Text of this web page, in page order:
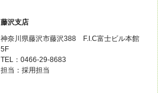
藤沢支店
神奈川県藤沢市藤沢388 F.I.C富士ビル本館
5F
TEL：0466-29-8683
担当：採用担当